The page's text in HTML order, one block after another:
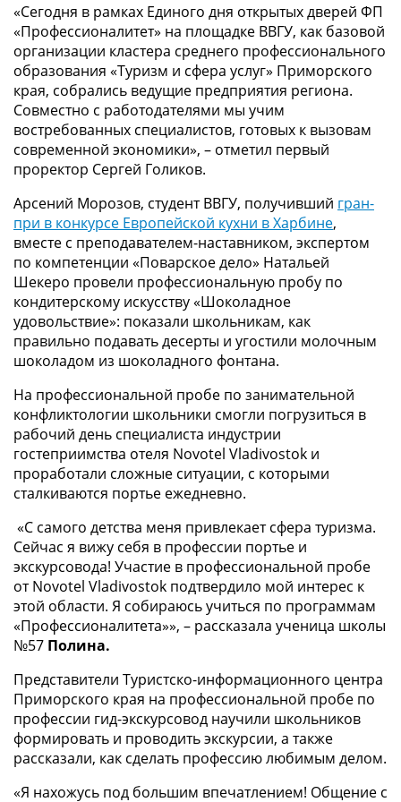
«Сегодня в рамках Единого дня открытых дверей ФП
«Профессионалитет» на площадке ВВГУ, как базовой
организации кластера среднего профессионального
образования «Туризм и сфера услуг» Приморского
края, собрались ведущие предприятия региона.
Совместно с работодателями мы учим
востребованных специалистов, готовых к вызовам
современной экономики», – отметил первый
проректор Сергей Голиков.
Арсений Морозов, студент ВВГУ, получивший гран-
при в конкурсе Европейской кухни в Харбине,
вместе с преподавателем-наставником, экспертом
по компетенции «Поварское дело» Натальей
Шекеро провели профессиональную пробу по
кондитерскому искусству «Шоколадное
удовольствие»: показали школьникам, как
правильно подавать десерты и угостили молочным
шоколадом из шоколадного фонтана.
На профессиональной пробе по занимательной
конфликтологии школьники смогли погрузиться в
рабочий день специалиста индустрии
гостеприимства отеля Novotel Vladivostok и
проработали сложные ситуации, с которыми
сталкиваются портье ежедневно.
«С самого детства меня привлекает сфера туризма.
Сейчас я вижу себя в профессии портье и
экскурсовода! Участие в профессиональной пробе
от Novotel Vladivostok подтвердило мой интерес к
этой области. Я собираюсь учиться по программам
«Профессионалитета»», – рассказала ученица школы
№57 Полина.
Представители Туристско-информационного центра
Приморского края на профессиональной пробе по
профессии гид-экскурсовод научили школьников
формировать и проводить экскурсии, а также
рассказали, как сделать профессию любимым делом.
«Я нахожусь под большим впечатлением! Общение с